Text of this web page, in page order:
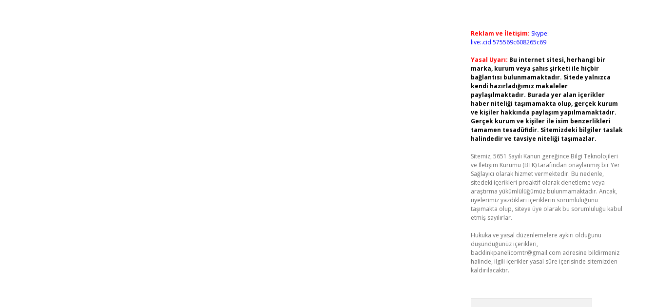
Reklam ve İletişim: Skype:
live:.cid.575569c608265c69
Yasal Uyarı: Bu internet sitesi, herhangi bir
marka, kurum veya şahıs şirketi ile hiçbir
bağlantısı bulunmamaktadır. Sitede yalnızca
kendi hazırladığımız makaleler
paylaşılmaktadır. Burada yer alan içerikler
haber niteliği taşımamakta olup, gerçek kurum
ve kişiler hakkında paylaşım yapılmamaktadır.
Gerçek kurum ve kişiler ile isim benzerlikleri
tamamen tesadüfidir. Sitemizdeki bilgiler taslak
halindedir ve tavsiye niteliği taşımazlar.
Sitemiz, 5651 Sayılı Kanun gereğince Bilgi Teknolojileri
ve İletişim Kurumu (BTK) tarafından onaylanmış bir Yer
Sağlayıcı olarak hizmet vermektedir. Bu nedenle,
sitedeki içerikleri proaktif olarak denetleme veya
araştırma yükümlülüğümüz bulunmamaktadır. Ancak,
üyelerimiz yazdıkları içeriklerin sorumluluğunu
taşımakta olup, siteye üye olarak bu sorumluluğu kabul
etmiş sayılırlar.
Hukuka ve yasal düzenlemelere aykırı olduğunu
düşündüğünüz içerikleri,
backlinkpanelicomtr@gmail.com adresine bildirmeniz
halinde, ilgili içerikler yasal süre içerisinde sitemizden
kaldırılacaktır.